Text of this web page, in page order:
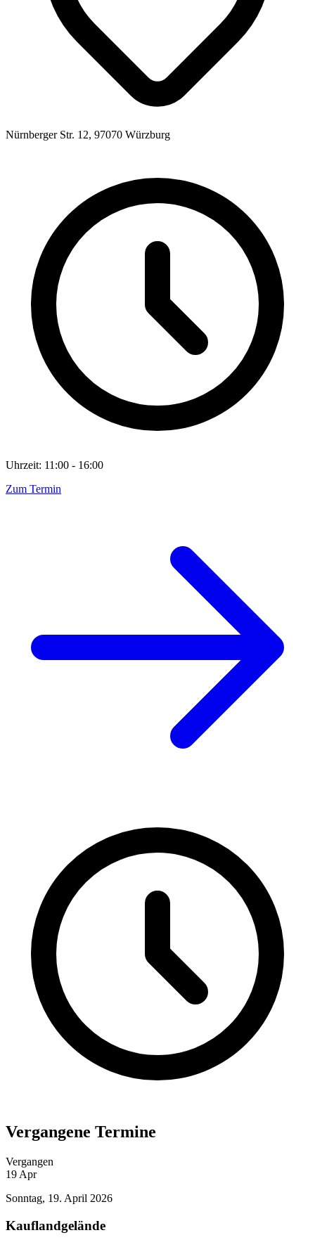
Nürnberger Str. 12, 97070 Würzburg
Uhrzeit: 11:00 - 16:00
Zum Termin
Vergangene Termine
Vergangen
19 Apr
Sonntag, 19. April 2026
Kauflandgelände